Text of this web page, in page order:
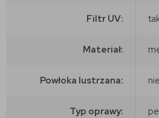
Filtr UV:
Materiał:
Powłoka lustrzana: nie
Typ oprawy: